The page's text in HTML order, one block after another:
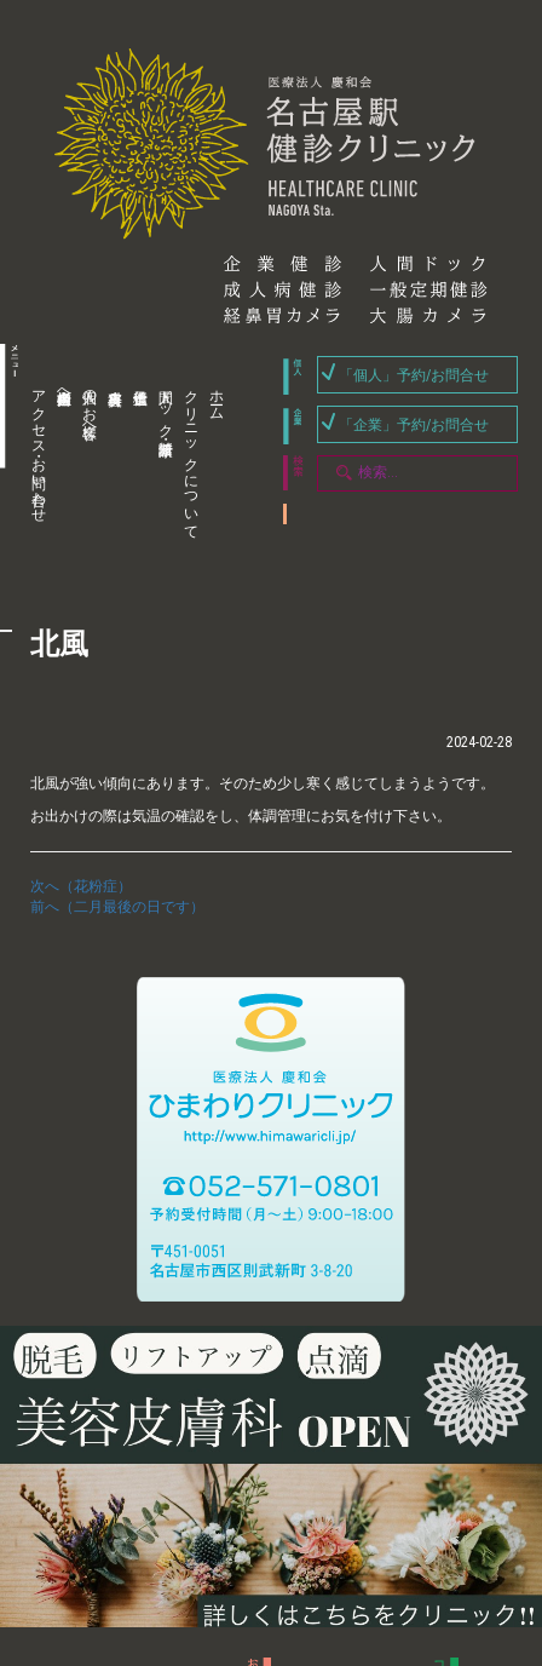
アクセス・お問い合わせ 企業内担当者様へ 個人のお客様へ 人間ドック・健康診断 クリニックについて ホーム
「個人」予約/お問合せ
「企業」予約/お問合せ
北風
2024-02-28
北風が強い傾向にあります。そのため少し寒く感じてしまうようです。
お出かけの際は気温の確認をし、体調管理にお気を付け下さい。
次へ（花粉症）
前へ（二月最後の日です）